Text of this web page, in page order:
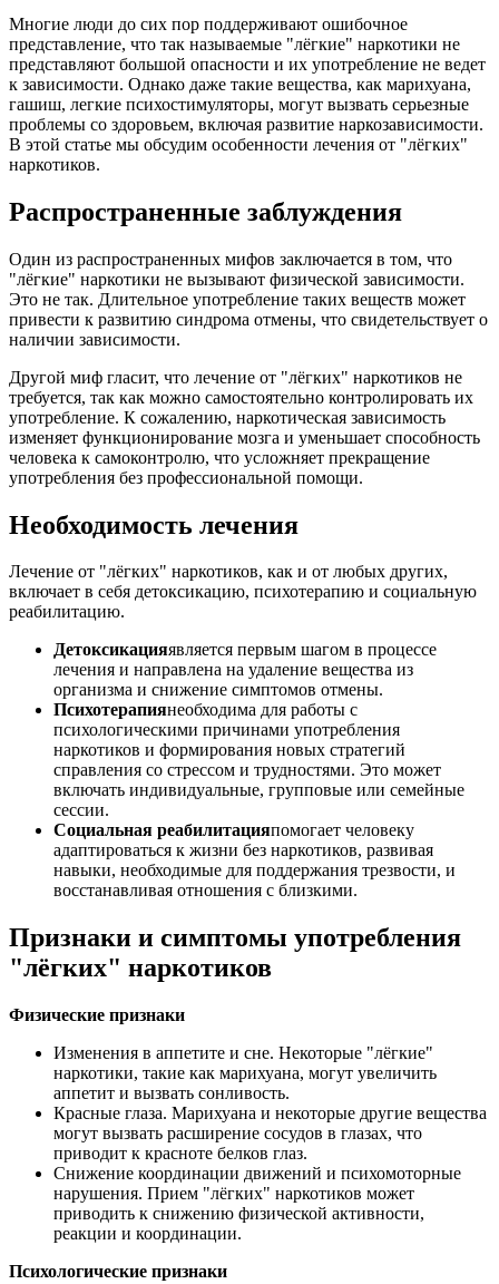
Многие люди до сих пор поддерживают ошибочное
представление, что так называемые "лёгкие" наркотики не
представляют большой опасности и их употребление не ведет
к зависимости. Однако даже такие вещества, как марихуана,
гашиш, легкие психостимуляторы, могут вызвать серьезные
проблемы со здоровьем, включая развитие наркозависимости.
В этой статье мы обсудим особенности лечения от "лёгких"
наркотиков.
Распространенные заблуждения
Один из распространенных мифов заключается в том, что
"лёгкие" наркотики не вызывают физической зависимости.
Это не так. Длительное употребление таких веществ может
привести к развитию синдрома отмены, что свидетельствует о
наличии зависимости.
Другой миф гласит, что лечение от "лёгких" наркотиков не
требуется, так как можно самостоятельно контролировать их
употребление. К сожалению, наркотическая зависимость
изменяет функционирование мозга и уменьшает способность
человека к самоконтролю, что усложняет прекращение
употребления без профессиональной помощи.
Необходимость лечения
Лечение от "лёгких" наркотиков, как и от любых других,
включает в себя детоксикацию, психотерапию и социальную
реабилитацию.
Детоксикацияявляется первым шагом в процессе
лечения и направлена на удаление вещества из
организма и снижение симптомов отмены.
Психотерапиянеобходима для работы с
психологическими причинами употребления
наркотиков и формирования новых стратегий
справления со стрессом и трудностями. Это может
включать индивидуальные, групповые или семейные
сессии.
Социальная реабилитацияпомогает человеку
адаптироваться к жизни без наркотиков, развивая
навыки, необходимые для поддержания трезвости, и
восстанавливая отношения с близкими.
Признаки и симптомы употребления
"лёгких" наркотиков
Физические признаки
Изменения в аппетите и сне. Некоторые "лёгкие"
наркотики, такие как марихуана, могут увеличить
аппетит и вызвать сонливость.
Красные глаза. Марихуана и некоторые другие вещества
могут вызвать расширение сосудов в глазах, что
приводит к красноте белков глаз.
Снижение координации движений и психомоторные
нарушения. Прием "лёгких" наркотиков может
приводить к снижению физической активности,
реакции и координации.
Психологические признаки